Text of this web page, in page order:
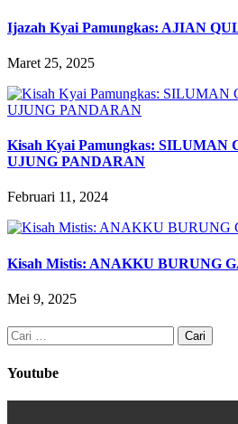
Ijazah Kyai Pamungkas: AJIAN
Maret 25, 2025
Kisah Kyai Pamungkas:
UJUNG PANDARAN
Februari 11, 2024
Kisah Mistis: ANAKKU BURUNG
Mei 9, 2025
Cari
untuk:
Youtube